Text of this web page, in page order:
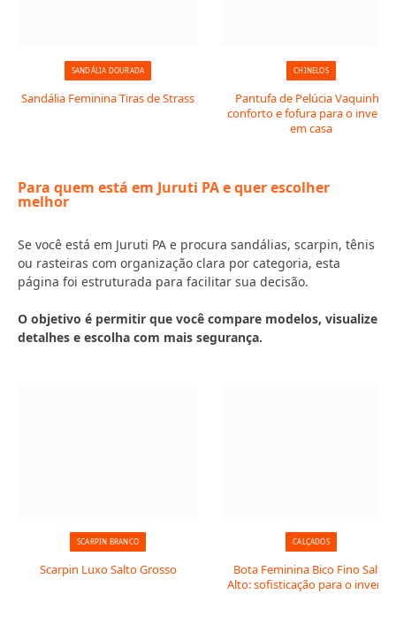
SANDÁLIA DOURADA
Sandália Feminina Tiras de Strass
CHINELOS
Pantufa de Pelúcia Vaquinha:
conforto e fofura para o inverno
em casa
Para quem está em Juruti PA e quer escolher
melhor
Se você está em Juruti PA e procura sandálias, scarpin, tênis
ou rasteiras com organização clara por categoria, esta
página foi estruturada para facilitar sua decisão.
O objetivo é permitir que você compare modelos, visualize
detalhes e escolha com mais segurança.
SCARPIN BRANCO
Scarpin Luxo Salto Grosso
CALÇADOS
Bota Feminina Bico Fino Salto
Alto: sofisticação para o inverno